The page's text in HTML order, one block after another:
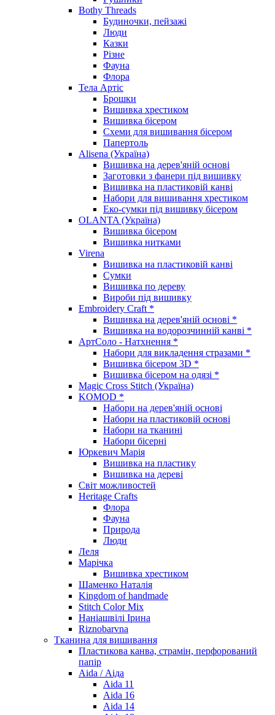
Bothy Threads
Будиночки, пейзажі
Люди
Казки
Різне
Фауна
Флора
Тела Артіс
Брошки
Вишивка хрестиком
Вишивка бісером
Схеми для вишивання бісером
Папертоль
Alisena (Україна)
Вишивка на дерев'яній основі
Заготовки з фанери під вишивку
Вишивка на пластиковій канві
Набори для вишивання хрестиком
Еко-сумки під вишивку бісером
OLANTA (Україна)
Вишивка бісером
Вишивка нитками
Virena
Вишивка на пластиковій канві
Сумки
Вишивка по дереву
Вироби під вишивку
Embroidery Craft *
Вишивка на дерев'яній основі *
Вишивка на водорозчинній канві *
АртСоло - Натхнення *
Набори для викладення стразами *
Вишивка бісером 3D *
Вишивка бісером на одязі *
Magic Cross Stitch (Україна)
KOMOD *
Набори на дерев'яній основі
Набори на пластиковій основі
Набори на тканині
Набори бісерні
Юркевич Марія
Вишивка на пластику
Вишивка на дереві
Світ можливостей
Heritage Crafts
Флора
Фауна
Природа
Люди
Леля
Марічка
Вишивка хрестиком
Шаменко Наталія
Kingdom of handmade
Stitch Color Mix
Наніашвілі Ірина
Riznobarvna
Тканина для вишивання
Пластикова канва, страмін, перфорований
папір
Aida / Аіда
Aida 11
Aida 16
Aida 14